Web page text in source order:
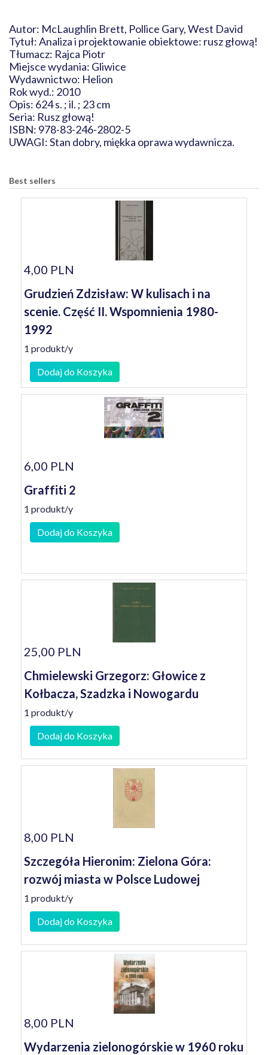
Autor: McLaughlin Brett, Pollice Gary, West David
Tytuł: Analiza i projektowanie obiektowe: rusz głową!
Tłumacz: Rajca Piotr
Miejsce wydania: Gliwice
Wydawnictwo: Helion
Rok wyd.: 2010
Opis: 624 s. ; il. ; 23 cm
Seria: Rusz głową!
ISBN: 978-83-246-2802-5
UWAGI: Stan dobry, miękka oprawa wydawnicza.
Best sellers
4,00 PLN
Grudzień Zdzisław: W kulisach i na
scenie. Część II. Wspomnienia 1980-
1992
1 produkt/y
Dodaj do Koszyka
6,00 PLN
Graffiti 2
1 produkt/y
Dodaj do Koszyka
25,00 PLN
Chmielewski Grzegorz: Głowice z
Kołbacza, Szadzka i Nowogardu
1 produkt/y
Dodaj do Koszyka
8,00 PLN
Szczegóła Hieronim: Zielona Góra:
rozwój miasta w Polsce Ludowej
1 produkt/y
Dodaj do Koszyka
8,00 PLN
Wydarzenia zielonogórskie w 1960 roku